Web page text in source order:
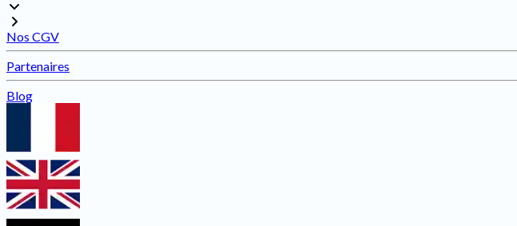
Nos CGV
Partenaires
Blog